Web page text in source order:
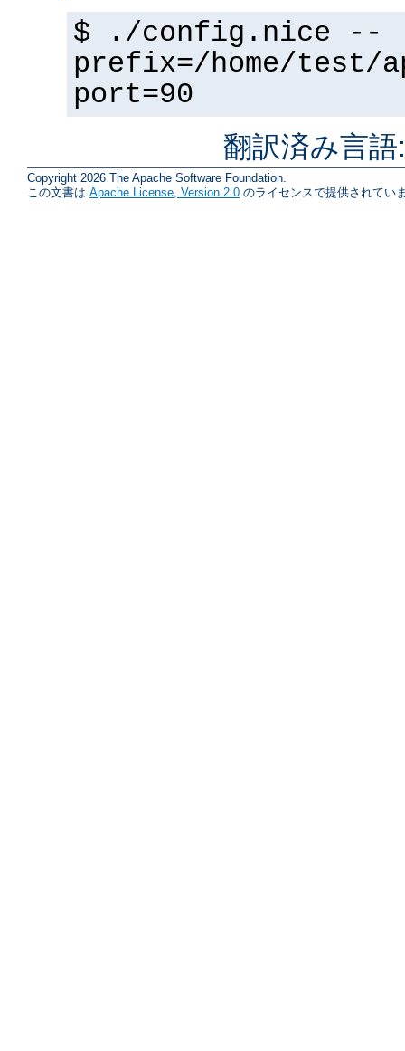
$ ./config.nice --
prefix=/home/test/
port=90
翻訳済み言
Copyright 2026 The Apache Software Foundation.
この文書は Apache License, Version 2.0 のライセンスで提供されてい